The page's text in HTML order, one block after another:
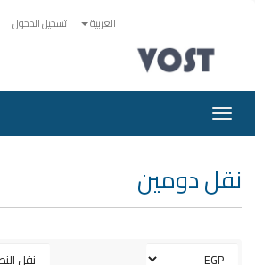
العربية تسجيل الدخول
Toggle
navigation
نقل دومين